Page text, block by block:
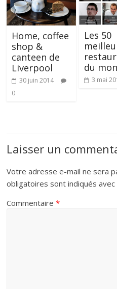
Home, coffee
shop &
canteen de
Liverpool
30 juin 2014
0
Les 50
du
3 mai
Laisser un
Votre adresse e-mail ne sera
obligatoires sont indiqués avec
Commentaire*